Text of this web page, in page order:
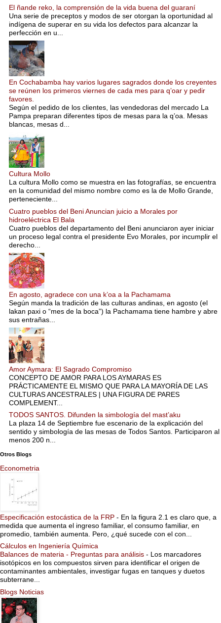
El ñande reko, la comprensión de la vida buena del guaraní
Una serie de preceptos y modos de ser otorgan la oportunidad al
indígena de superar en su vida los defectos para alcanzar la
perfección en u...
En Cochabamba hay varios lugares sagrados donde los creyentes
se reúnen los primeros viernes de cada mes para q’oar y pedir
favores.
Según el pedido de los clientes, las vendedoras del mercado La
Pampa preparan diferentes tipos de mesas para la q’oa. Mesas
blancas, mesas d...
Cultura Mollo
La cultura Mollo como se muestra en las fotografías, se encuentra
en la comunidad del mismo nombre como es la de Mollo Grande,
perteneciente...
Cuatro pueblos del Beni Anuncian juicio a Morales por
hidroeléctrica El Bala
Cuatro pueblos del departamento del Beni anunciaron ayer iniciar
un proceso legal contra el presidente Evo Morales, por incumplir el
derecho...
En agosto, agradece con una k’oa a la Pachamama
Según manda la tradición de las culturas andinas, en agosto (el
lakan paxi o “mes de la boca”) la Pachamama tiene hambre y abre
sus entrañas...
Amor Aymara: El Sagrado Compromiso
CONCEPTO DE AMOR PARA LOS AYMARAS ES
PRÁCTICAMENTE EL MISMO QUE PARA LA MAYORÍA DE LAS
CULTURAS ANCESTRALES | UNA FIGURA DE PARES
COMPLEMENT...
TODOS SANTOS. Difunden la simbología del mast’aku
La plaza 14 de Septiembre fue escenario de la explicación del
sentido y simbología de las mesas de Todos Santos. Participaron al
menos 200 n...
Otros Blogs
Econometria
Especificación estocástica de la FRP - En la figura 2.1 es claro que, a
medida que aumenta el ingreso familiar, el consumo familiar, en
promedio, también aumenta. Pero, ¿qué sucede con el con...
Cálculos en Ingeniería Química
Balances de materia - Preguntas para análisis - Los marcadores
isotópicos en los compuestos sirven para identificar el origen de
contaminantes ambientales, investigar fugas en tanques y duetos
subterrane...
Blogs Noticias